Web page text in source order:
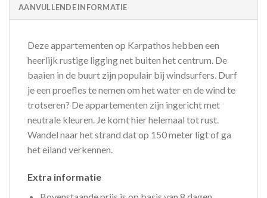
AANVULLENDE INFORMATIE
Deze appartementen op Karpathos hebben een
heerlijk rustige ligging net buiten het centrum. De
baaien in de buurt zijn populair bij windsurfers. Durf
je een proefles te nemen om het water en de wind te
trotseren? De appartementen zijn ingericht met
neutrale kleuren. Je komt hier helemaal tot rust.
Wandel naar het strand dat op 150 meter ligt of ga
het eiland verkennen.
Extra informatie